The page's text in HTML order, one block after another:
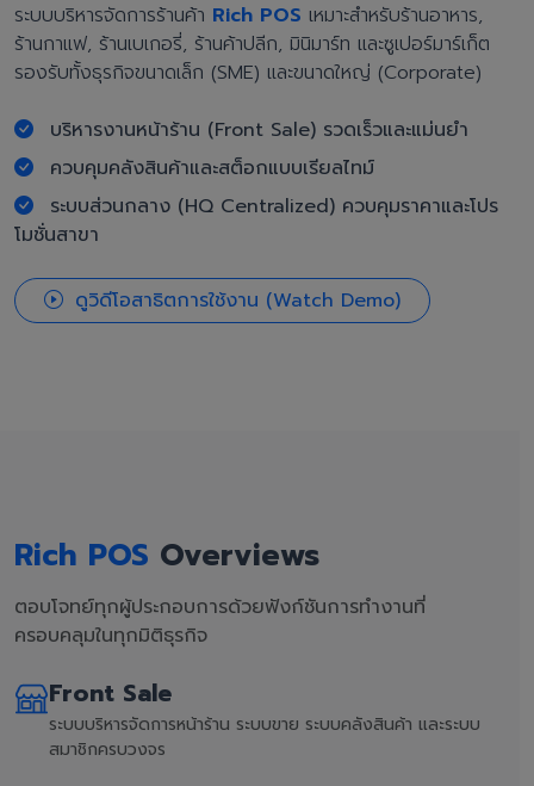
ระบบบริหารจัดการร้านค้า Rich POS เหมาะสำหรับร้านอาหาร,
ร้านกาแฟ, ร้านเบเกอรี่, ร้านค้าปลีก, มินิมาร์ท และซูเปอร์มาร์เก็ต
รองรับทั้งธุรกิจขนาดเล็ก (SME) และขนาดใหญ่ (Corporate)
บริหารงานหน้าร้าน (Front Sale) รวดเร็วและแม่นยำ
ควบคุมคลังสินค้าและสต็อกแบบเรียลไทม์
ระบบส่วนกลาง (HQ Centralized) ควบคุมราคาและโปร
โมชั่นสาขา
ดูวิดีโอสาธิตการใช้งาน (Watch Demo)
Rich POS Overviews
ตอบโจทย์ทุกผู้ประกอบการด้วยฟังก์ชันการทำงานที่
ครอบคลุมในทุกมิติธุรกิจ
Front Sale
ระบบบริหารจัดการหน้าร้าน ระบบขาย ระบบคลังสินค้า และระบบ
สมาชิกครบวงจร